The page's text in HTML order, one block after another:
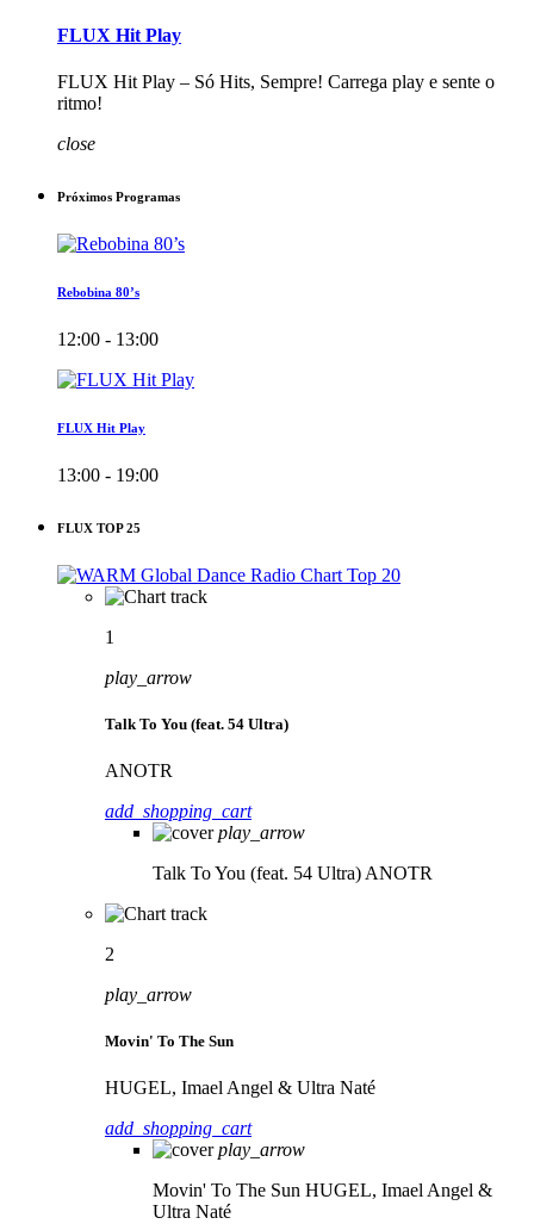
FLUX Hit Play
FLUX Hit Play – Só Hits, Sempre! Carrega play e sente o
ritmo!
close
Próximos Programas
Rebobina 80’s
12:00 - 13:00
FLUX Hit Play
13:00 - 19:00
FLUX TOP 25
1
play_arrow
Talk To You (feat. 54 Ultra)
ANOTR
add_shopping_cart
play_arrow
Talk To You (feat. 54 Ultra) ANOTR
2
play_arrow
Movin' To The Sun
HUGEL, Imael Angel & Ultra Naté
add_shopping_cart
play_arrow
Movin' To The Sun HUGEL, Imael Angel &
Ultra Naté